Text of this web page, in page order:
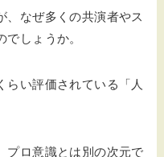
、なぜ多くの共演者やス
しょうか。
らい評価されている「人
プロ意識とは別の次元で